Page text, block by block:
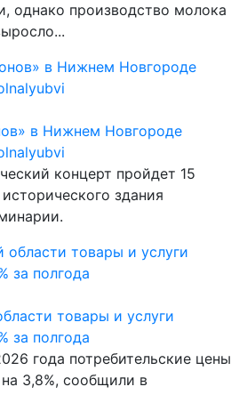
однако производство молока
в Нижнем Новгороде
концерт пройдет 15
здания
товары и услуги
за полгода
года потребительские цены
3,8%, сообщили в